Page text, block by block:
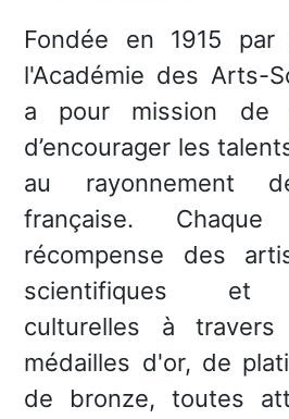
Fondée en 1915 par
l'Académie des Arts-
a pour mission de
d’encourager les
au rayonnement
française.
récompense des
scientifiques et
culturelles à
médailles d'or, de
de bronze, toutes